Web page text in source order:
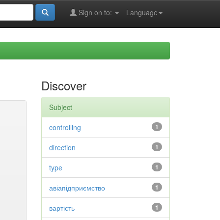
Language
Sign on to:
Discover
Subject
1
controlling
1
direction
1
type
1
авіапідприємство
1
вартість